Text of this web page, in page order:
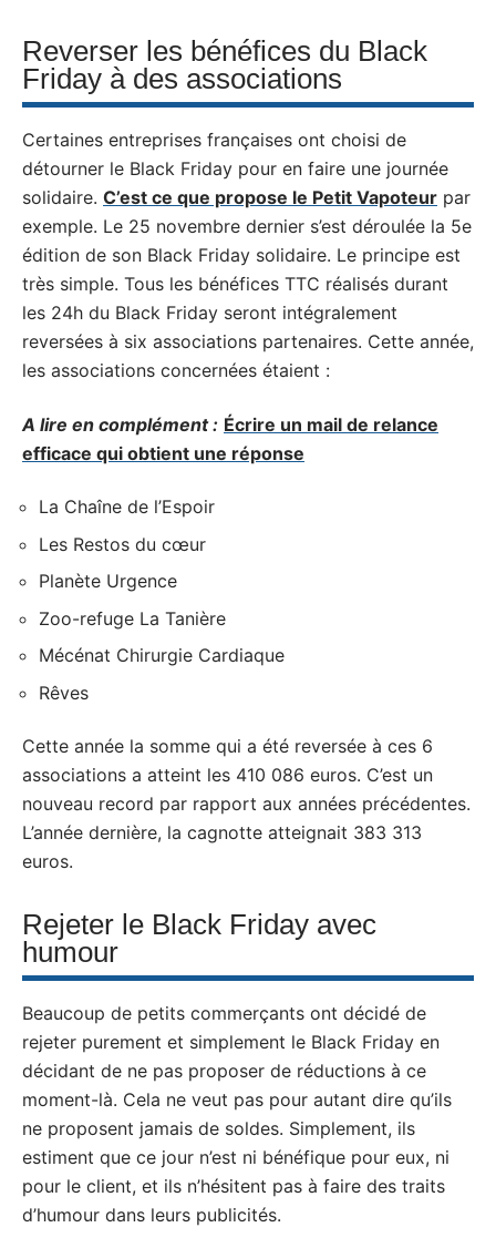
Reverser les bénéfices du Black
Friday à des associations
Certaines entreprises françaises ont choisi de
détourner le Black Friday pour en faire une journée
solidaire. C’est ce que propose le Petit Vapoteur par
exemple. Le 25 novembre dernier s’est déroulée la 5e
édition de son Black Friday solidaire. Le principe est
très simple. Tous les bénéfices TTC réalisés durant
les 24h du Black Friday seront intégralement
reversées à six associations partenaires. Cette année,
les associations concernées étaient :
A lire en complément : Écrire un mail de relance
efficace qui obtient une réponse
La Chaîne de l’Espoir
Les Restos du cœur
Planète Urgence
Zoo-refuge La Tanière
Mécénat Chirurgie Cardiaque
Rêves
Cette année la somme qui a été reversée à ces 6
associations a atteint les 410 086 euros. C’est un
nouveau record par rapport aux années précédentes.
L’année dernière, la cagnotte atteignait 383 313
euros.
Rejeter le Black Friday avec
humour
Beaucoup de petits commerçants ont décidé de
rejeter purement et simplement le Black Friday en
décidant de ne pas proposer de réductions à ce
moment-là. Cela ne veut pas pour autant dire qu’ils
ne proposent jamais de soldes. Simplement, ils
estiment que ce jour n’est ni bénéfique pour eux, ni
pour le client, et ils n’hésitent pas à faire des traits
d’humour dans leurs publicités.